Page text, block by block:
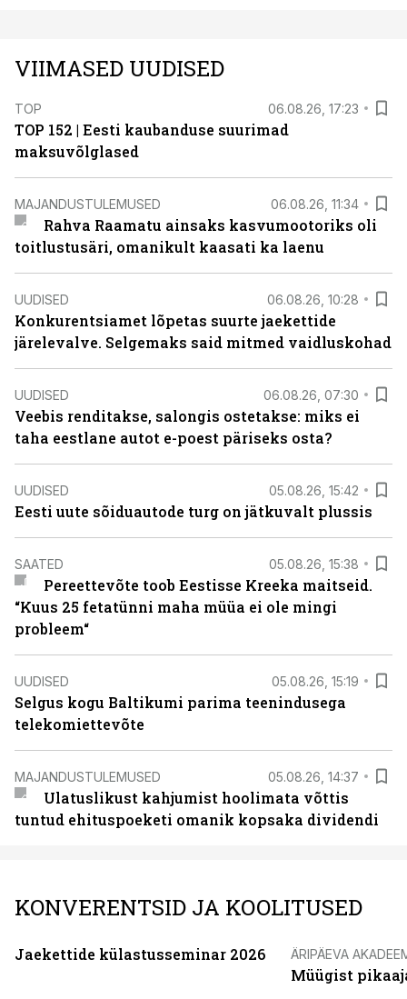
VIIMASED UUDISED
TOP 06.08.26, 17:23
TOP 152 | Eesti kaubanduse suurimad
maksuvõlglased
MAJANDUSTULEMUSED 06.08.26, 11:34
Rahva Raamatu ainsaks kasvumootoriks oli
toitlustusäri, omanikult kaasati ka laenu
UUDISED 06.08.26, 10:28
Konkurentsiamet lõpetas suurte jaekettide
järelevalve. Selgemaks said mitmed vaidluskohad
UUDISED 06.08.26, 07:30
Veebis renditakse, salongis ostetakse: miks ei
taha eestlane autot e-poest päriseks osta?
UUDISED 05.08.26, 15:42
Eesti uute sõiduautode turg on jätkuvalt plussis
SAATED 05.08.26, 15:38
Pereettevõte toob Eestisse Kreeka maitseid.
“Kuus 25 fetatünni maha müüa ei ole mingi
probleem“
UUDISED 05.08.26, 15:19
Selgus kogu Baltikumi parima teenindusega
telekomiettevõte
MAJANDUSTULEMUSED 05.08.26, 14:37
Ulatuslikust kahjumist hoolimata võttis
tuntud ehituspoeketi omanik kopsaka dividendi
KONVERENTSID JA KOOLITUSED
Jaekettide külastusseminar 2026 ÄRIPÄEVA
Müügist